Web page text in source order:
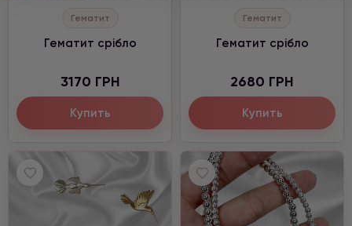
Гематит
Гематит срібло
3170 ГРН
Купить
Гематит
Гематит срібло
2680 ГРН
Купить